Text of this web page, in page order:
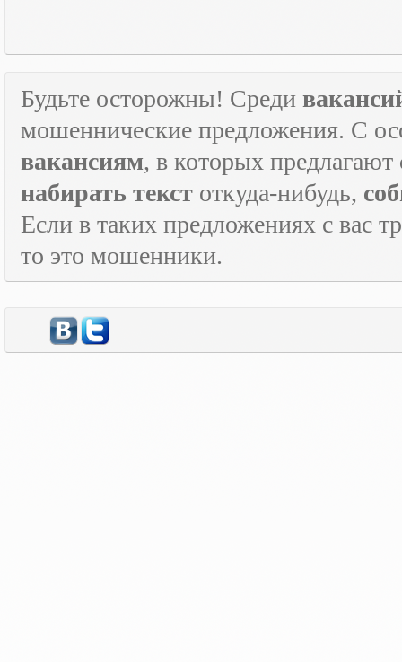
Будьте осторожны! Среди
мошеннические предложения. С
вакансиям, в которых предлагают
набирать текст откуда-нибудь,
Если в таких предложениях с вас
то это мошенники.